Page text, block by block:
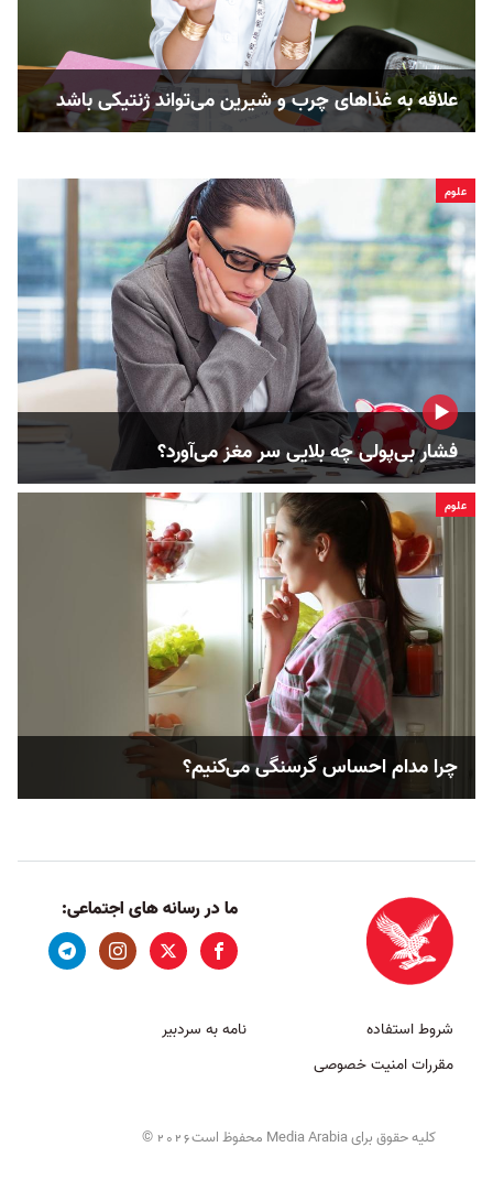
علاقه به غذاهای چرب و شیرین می‌تواند ژنتیکی باشد
علوم
فشار بی‌پولی چه بلایی سر مغز می‌آورد؟
علوم
چرا مدام احساس گرسنگی می‌کنیم؟
ما در رسانه های اجتماعی:
شروط استفاده
مقررات امنیت خصوصی
نامه به سردبیر
کلیه حقوق برای Media Arabia محفوظ است 2026
©